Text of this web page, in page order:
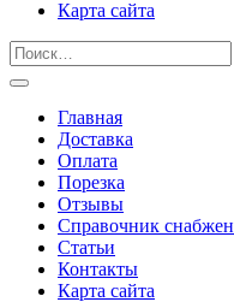
Карта сайта
Главная
Доставка
Оплата
Порезка
Отзывы
Справочник
Статьи
Контакты
Карта сайта